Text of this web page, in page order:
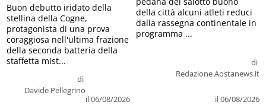
di
Davide Pellegrino
il 06/08/2026
Buon debutto iridato della
stellina della Cogne,
protagonista di una prova
coraggiosa nell'ultima frazione
della seconda batteria della
staffetta mist...
di
Redazione Aostanews.it
il 06/08/2026
della città alcuni atleti reduci
dalla rassegna continentale in
programma ...